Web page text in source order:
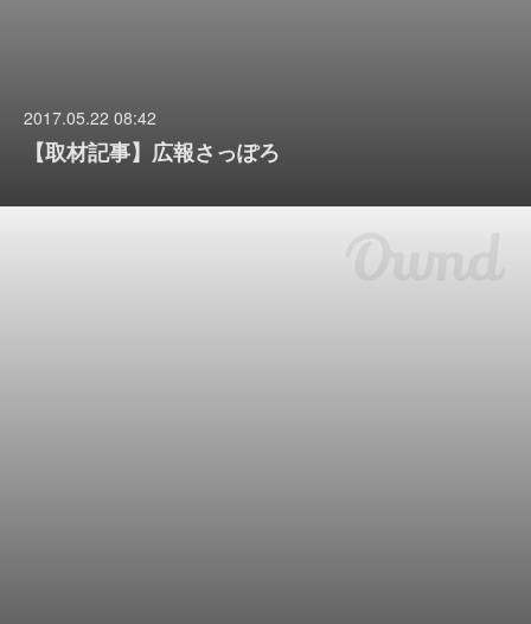
2017.05.22 08:42
【取材記事】広報さっぽろ